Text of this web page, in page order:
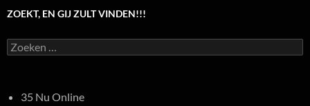
ZOEKT, EN GIJ ZULT VINDEN!!!
Zoeken
naar:
35 Nu Online